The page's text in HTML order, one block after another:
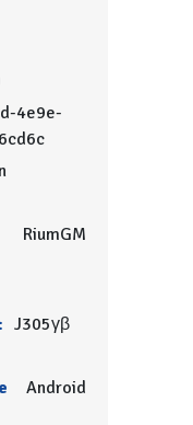
4e9e-
RiumGM
J305γβ
Android